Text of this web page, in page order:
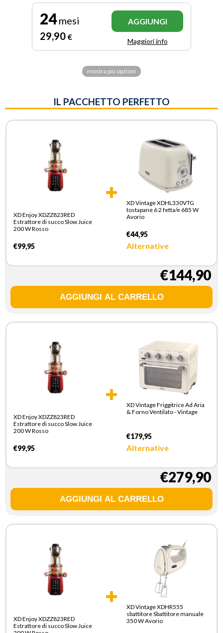
24mesi
29,90 €
AGGIUNGI
Maggiori info
mostra più opzioni
IL PACCHETTO PERFETTO
XD Enjoy XDZZ823RED
Estrattore di succo Slow Juice
200 W Rosso
€99,95
XD Vintage XDHL330VTG
tostapane 6 2 fetta/e 685 W
Avorio
€44,95
Alternative
€144,90
XD Enjoy XDZZ823RED
Estrattore di succo Slow Juice
200 W Rosso
€99,95
XD Vintage Friggitrice Ad Aria
& Forno Ventilato - Vintage
€179,95
Alternative
€279,90
XD Enjoy XDZZ823RED
Estrattore di succo Slow Juice
XD Vintage XDHR555
sbattitore Sbattitore manuale
350 W Avorio